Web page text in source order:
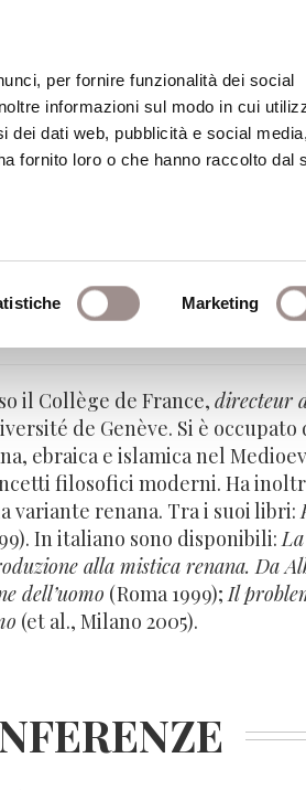
per fornire funzionalità dei social
informazioni sul modo in cui
dei dati web, pubblicità e social
fornito loro o che hanno raccolto dal
Marketing
Centro Studi Religiosi
de France
il Collège de France, directeur
de Genève. Si è
ebraica e islamica nel
filosofici moderni. Ha
variante renana. Tra i suoi libri:
In italiano sono disponibili:
alla mistica renana. Da
dell’uomo (Roma 1999);Il
(et al., Milano 2005).